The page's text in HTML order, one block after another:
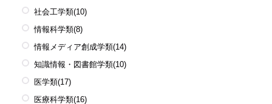
社会工学類(10)
情報科学類(8)
情報メディア創成学類(14)
知識情報・図書館学類(10)
医学類(17)
医療科学類(16)